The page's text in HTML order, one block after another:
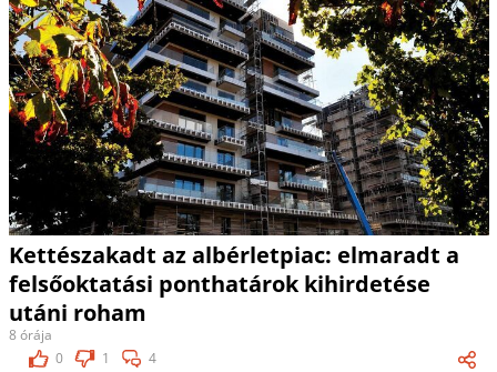
Kettészakadt az albérletpiac: elmaradt a
felsőoktatási ponthatárok kihirdetése
utáni roham
8 órája
0
1 4